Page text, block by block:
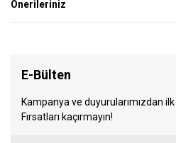
Önerileriniz
E-Bülten
Kampanya ve duyurularımızdan
Fırsatları kaçırmayın!